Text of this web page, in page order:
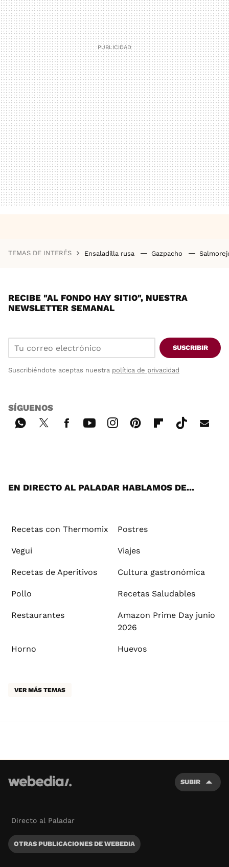
TEMAS DE INTERÉS Ensaladilla rusa Gazpacho
RECIBE "AL FONDO HAY SITIO", NUESTRA
NEWSLETTER SEMANAL
SUSCRIBIR
Suscribiéndote aceptas nuestra política de privacidad
SÍGUENOS
EN DIRECTO AL PALADAR HABLAMOS DE...
Recetas con Thermomix Postres
Vegui Viajes
Recetas de Aperitivos Cultura gastronómica
Pollo Recetas Saludables
Restaurantes
Amazon Prime Day junio
2026
Horno Huevos
VER MÁS TEMAS
SUBIR
Directo al Paladar
OTRAS PUBLICACIONES DE WEBEDIA